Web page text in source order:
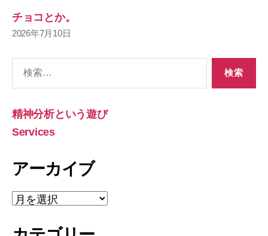
チョコとか。
2026年7月10日
象:
精神分析という遊び
Services
アーカイブ
ア
ー
イ